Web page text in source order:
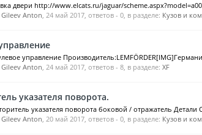
двери http://www.elcats.ru/jaguar/
Gileev Anton, 24 май 2017, ответов - 0, в разделе: Кузов и
управление
Gileev Anton, 24 май 2017, ответов - 8, в разделе: XF
указателя поворота.
указателя поворота боковой / отражатель
Gileev Anton, 20 май 2017, ответов - 0, в разделе: Кузов и